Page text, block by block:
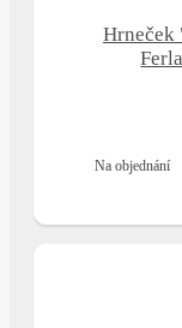
na objednání